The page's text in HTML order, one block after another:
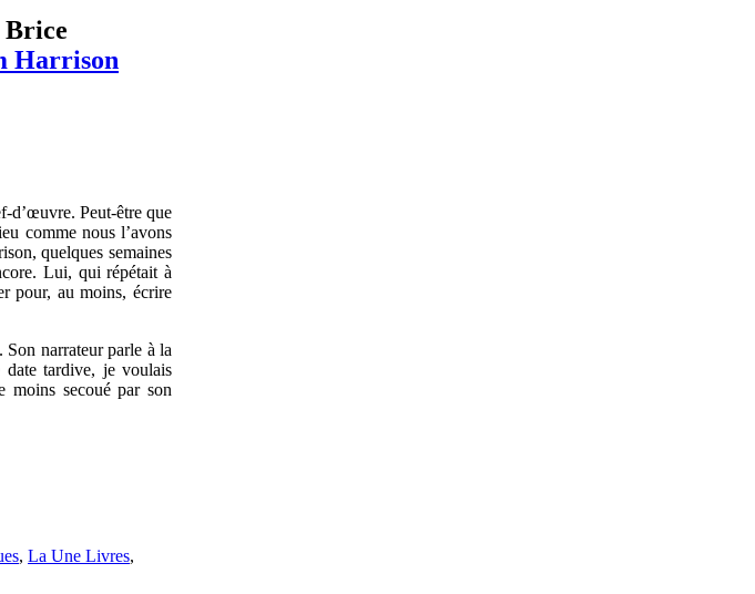
Brice
Harrison
d’œuvre. Peut-être que
comme nous l’avons
quelques semaines
Lui, qui répétait à
pour, au moins, écrire
narrateur parle à la
date tardive, je voulais
secoué par son
, La Une Livres,